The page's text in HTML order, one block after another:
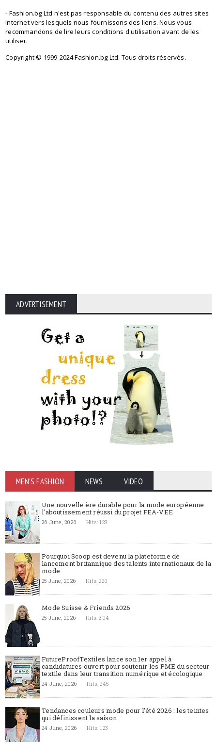
- Fashion.bg Ltd n'est pas responsable du contenu des autres sites
Internet vers lesquels nous fournissons des liens. Nous vous
recommandons de lire leurs conditions d'utilisation avant de les
utiliser.
Copyright © 1999-2024 Fashion.bg Ltd. Tous droits réservés.
ADVERTISEMENT
MEN'S FASHION NEWS VIDEO
Une nouvelle ère durable pour la mode européenne:
l’aboutissement réussi du projet FEA-VEE
26 June, 2026 Hits: 129
Pourquoi Scoop est devenu la plateforme de
lancement britannique des talents internationaux de la
mode
25 June, 2026 Hits: 220
Mode Suisse & Friends 2026
25 June, 2026 Hits: 304
FutureProofTextiles lance son 1er appel à
candidatures ouvert pour soutenir les PME du secteur
textile dans leur transition numérique et écologique
24 June, 2026 Hits: 245
Tendances couleurs mode pour l’été 2026 : les teintes
qui définissent la saison
24 June, 2026 Hits: 123